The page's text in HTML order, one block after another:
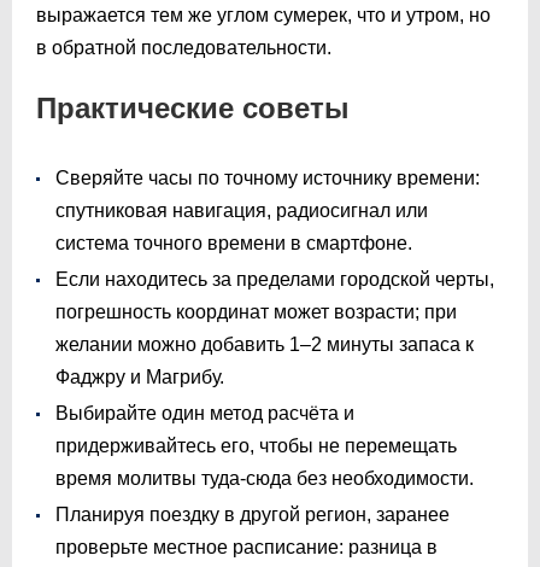
выражается тем же углом сумерек, что и утром, но
в обратной последовательности.
Практические советы
Сверяйте часы по точному источнику времени:
спутниковая навигация, радиосигнал или
система точного времени в смартфоне.
Если находитесь за пределами городской черты,
погрешность координат может возрасти; при
желании можно добавить 1–2 минуты запаса к
Фаджру и Магрибу.
Выбирайте один метод расчёта и
придерживайтесь его, чтобы не перемещать
время молитвы туда-сюда без необходимости.
Планируя поездку в другой регион, заранее
проверьте местное расписание: разница в